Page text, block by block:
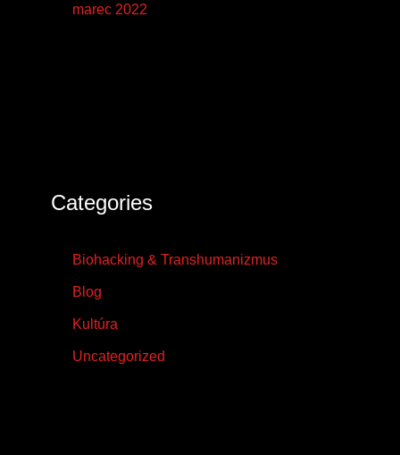
marec 2022
Categories
Biohacking & Transhumanizmus
Blog
Kultúra
Uncategorized